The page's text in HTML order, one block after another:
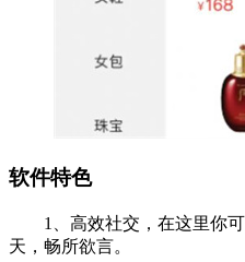
软件特色
1、高效社交，在这里你可
天，畅所欲言。